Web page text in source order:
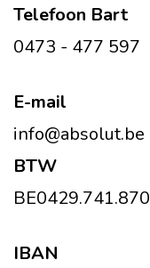
Telefoon Bart
0473 - 477 597
E-mail
info@absolut.be
BTW
BE0429.741.870
IBAN